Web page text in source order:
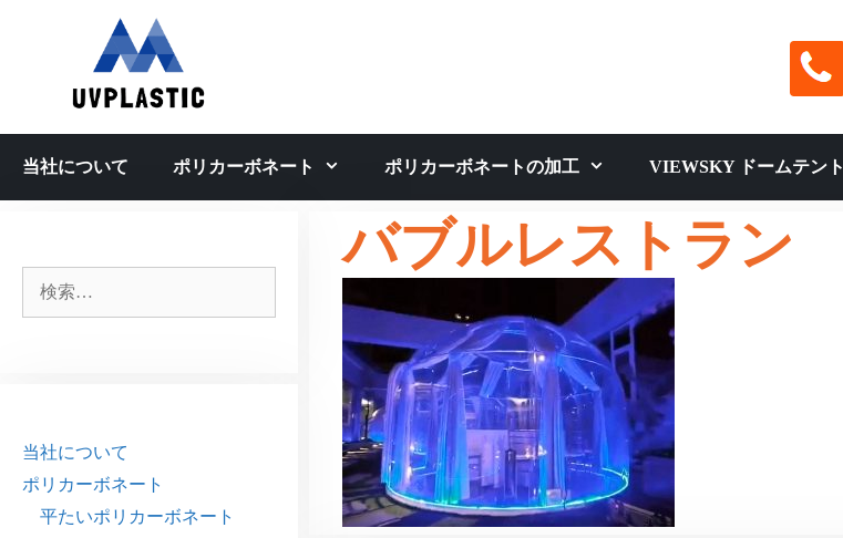
キ
当社について ポリカーボネート ポリカーボネートの加工 VIEWSKY ドームテント
バブルレストラン
索:
当社について
ポリカーボネート
平たいポリカーボネート